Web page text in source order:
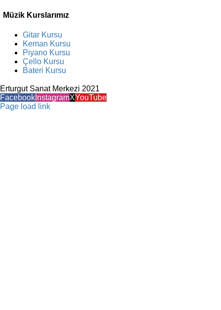
Müzik Kurslarımız
Gitar Kursu
Keman Kursu
Piyano Kursu
Çello Kursu
Bateri Kursu
Erturgut Sanat Merkezi 2021
Facebook InstagramXYouTube
Page load link